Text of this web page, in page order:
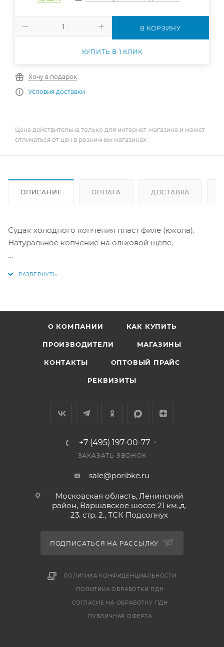
В КОРЗИНУ
КУПИТЬ В 1 КЛИК
Хочу в подарок
Условия доставки
Цена действительна только для интернет-магазина и может
отличаться от цен в розничных магазинах
ОПИСАНИЕ ОПЛАТА ДОСТАВКА
Судак холодного копчения пласт филе (юкола).
Натуральное копчение на ольховой щепе.
Купить в интернет-магазине "По-Рыбке" по
выгодной цене.
О КОМПАНИИ КАК КУПИТЬ
ПРОИЗВОДИТЕЛИ МАГАЗИНЫ
КОНТАКТЫ ОПТОВЫЙ ПРАЙС
РЕКВИЗИТЫ
+7 (495) 197-00-77
ЗАКАЗАТЬ ЗВОНОК
sale@poribke.ru
Московская область, Ленинский
район, Варшавское шоссе 21 км.,д.
23. стр. 2., ТСК Подсолнух
ПОДПИСАТЬСЯ НА РАССЫЛКУ
ПОЛИТИКА КОНФИДЕНЦИАЛЬНОСТИ
ПОЛИТИКА ОБРАБОТКИ ПДН
СОГЛАСИЕ НА ОБРАБОТКУ ПДН
ПУБЛИЧНАЯ ОФЕРТА